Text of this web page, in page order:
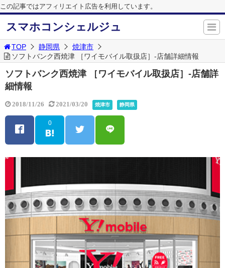
この記事ではアフィリエイト広告を利用しています。
スマホコンシェルジュ
TOP 静岡県
焼津市
ソフトバンク西焼津 ［ワイモバイル取扱店］-店舗詳細情報
ソフトバンク西焼津 ［ワイモバイル取扱店］-店舗詳
細情報
2018/11/26 2021/03/20 焼津市 静岡県
0